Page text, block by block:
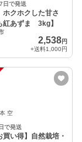
日で発送
ホクホクした甘さ
紅あずま 3kg】
2,538円
+送料1,000円
空
で発送
買い得】自然栽培・